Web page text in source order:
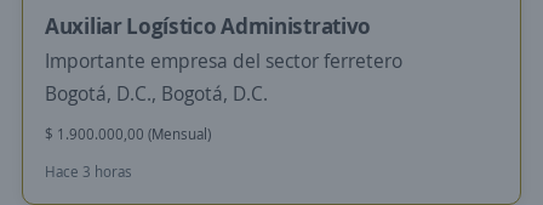
Auxiliar Logístico Administrativo
Importante empresa del sector ferretero
Bogotá, D.C., Bogotá, D.C.
$ 1.900.000,00 (Mensual)
Hace 3 horas